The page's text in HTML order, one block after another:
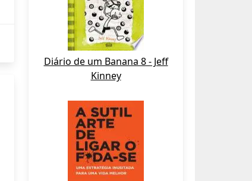
Diário de um Banana 8 - Jeff
Kinney